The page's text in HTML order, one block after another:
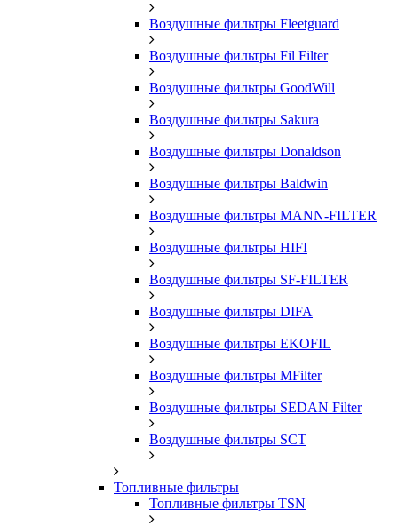
Воздушные фильтры Fleetguard
Воздушные фильтры Fil Filter
Воздушные фильтры GoodWill
Воздушные фильтры Sakura
Воздушные фильтры Donaldson
Воздушные фильтры Baldwin
Воздушные фильтры MANN-FILTER
Воздушные фильтры HIFI
Воздушные фильтры SF-FILTER
Воздушные фильтры DIFA
Воздушные фильтры EKOFIL
Воздушные фильтры MFilter
Воздушные фильтры SEDAN Filter
Воздушные фильтры SCT
Топливные фильтры
Топливные фильтры TSN